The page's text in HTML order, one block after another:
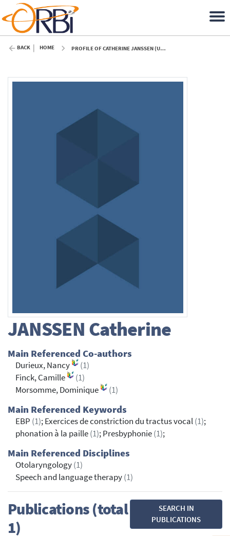
BACK HOME PROFILE OF CATHERINE JANSSEN (ULIÈGE)
JANSSEN Catherine
Main Referenced Co-authors
Durieux, Nancy
(1)
Finck, Camille
(1)
Morsomme, Dominique
(1)
Main Referenced Keywords
EBP (1); Exercices de constriction du tractus vocal(1);
phonation à la paille(1); Presbyphonie(1);
Main Referenced Disciplines
Otolaryngology(1)
Speech and language therapy(1)
Publications (total
1)
SEARCH IN
PUBLICATIONS